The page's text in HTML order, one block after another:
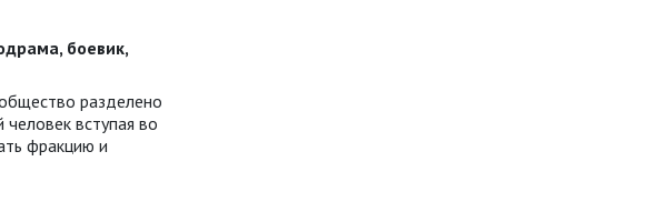
боевик,
разделено
вступая во
фракцию и